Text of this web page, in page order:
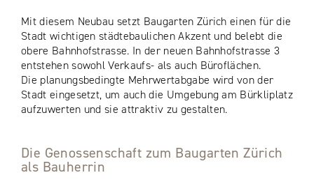
Mit diesem Neubau setzt Baugarten Zürich einen für die
Stadt wichtigen städtebaulichen Akzent und belebt die
obere Bahnhofstrasse. In der neuen Bahnhofstrasse 3
entstehen sowohl Verkaufs- als auch Büroflächen.
Die planungsbedingte Mehrwertabgabe wird von der
Stadt eingesetzt, um auch die Umgebung am Bürkliplatz
aufzuwerten und sie attraktiv zu gestalten.
Die Genossenschaft zum Baugarten Zürich
als Bauherrin